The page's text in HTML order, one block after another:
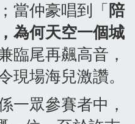
當仲豪唱到「 陪
為何天空一個城
臨尾再飆高音，
現場海兒激讚。
一眾參賽者中，